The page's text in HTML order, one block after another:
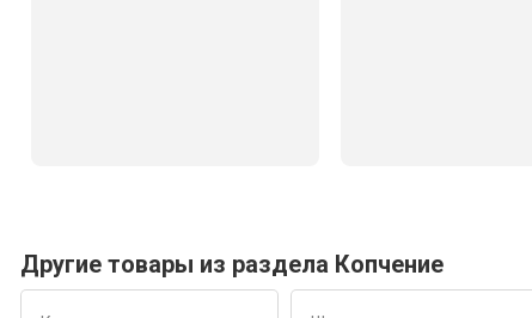
Другие товары из раздела Копчение